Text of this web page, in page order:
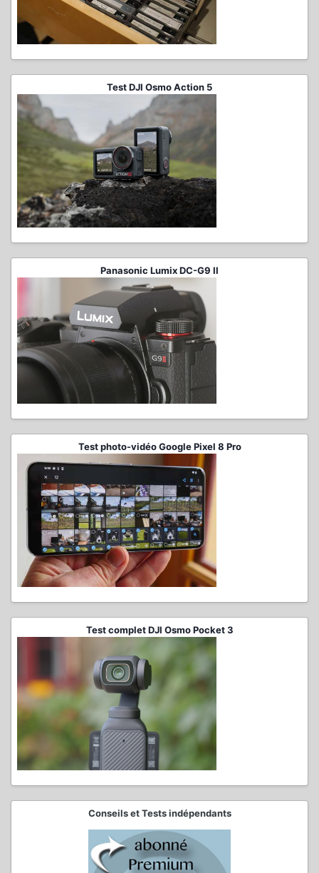
Test DJI Osmo Action 5
Panasonic Lumix DC-G9 II
Test photo-vidéo Google Pixel 8 Pro
Test complet DJI Osmo Pocket 3
Conseils et Tests indépendants